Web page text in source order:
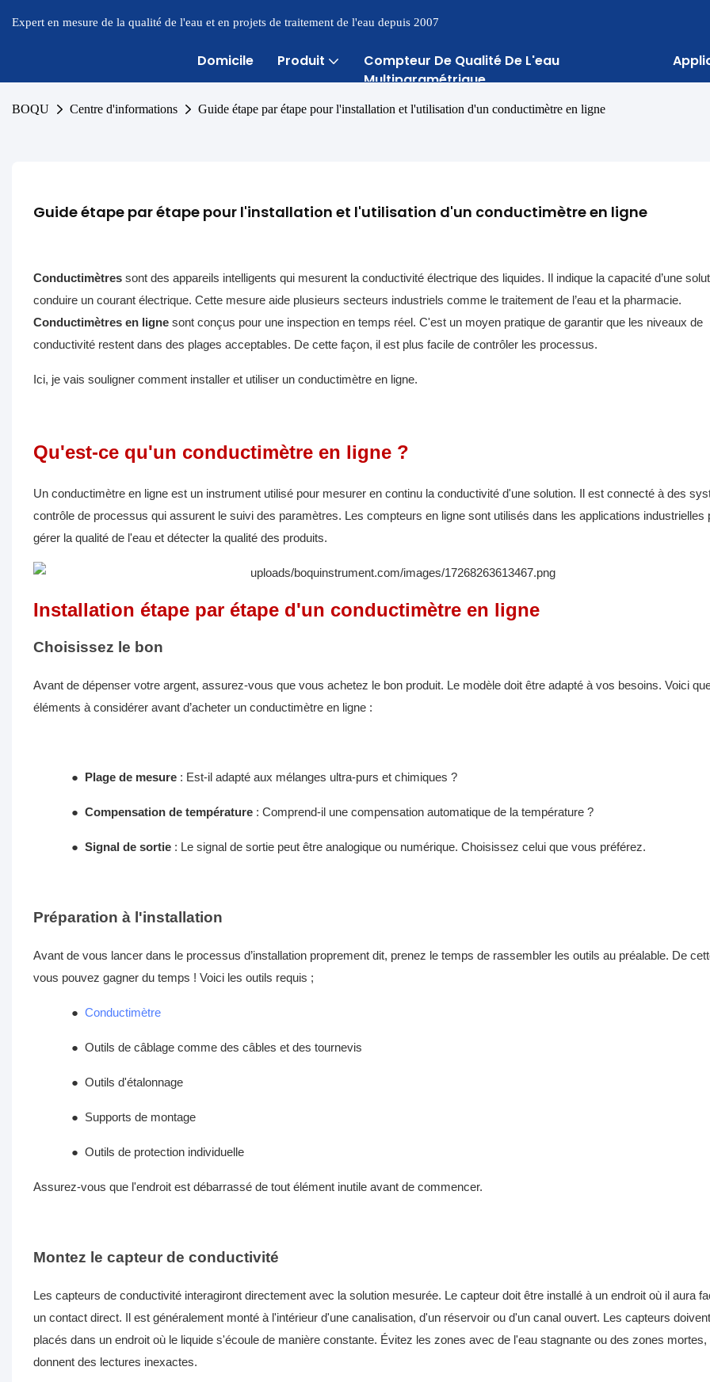
Expert en mesure de la qualité de l'eau et en projets de traitement de l'eau depuis 2007
Domicile Produit
Compteur De Qualité De L'eau
Multiparamétrique
BOQU Centre d'informations Guide étape par étape pour l'installation et l'utilisation d'un conductimètre en ligne
Guide étape par étape pour l'installation et l'utilisation d'un conductimètre en ligne
Conductimètres sont des appareils intelligents qui mesurent la conductivité électrique des liquides. Il indique la capacité d’une
conduire un courant électrique. Cette mesure aide plusieurs secteurs industriels comme le traitement de l’eau et la pharmacie.
Conductimètres en ligne sont conçus pour une inspection en temps réel. C'est un moyen pratique de garantir que les niveaux de
conductivité restent dans des plages acceptables. De cette façon, il est plus facile de contrôler les processus.
Ici, je vais souligner comment installer et utiliser un conductimètre en ligne.
Qu'est-ce qu'un conductimètre en ligne ?
Un conductimètre en ligne est un instrument utilisé pour mesurer en continu la conductivité d'une solution. Il est connecté à des
contrôle de processus qui assurent le suivi des paramètres. Les compteurs en ligne sont utilisés dans les applications industrielles
gérer la qualité de l'eau et détecter la qualité des produits.
Installation étape par étape d'un conductimètre en ligne
Choisissez le bon
Avant de dépenser votre argent, assurez-vous que vous achetez le bon produit. Le modèle doit être adapté à vos besoins. Voici
éléments à considérer avant d’acheter un conductimètre en ligne :
● Plage de mesure : Est-il adapté aux mélanges ultra-purs et chimiques ?
● Compensation de température : Comprend-il une compensation automatique de la température ?
● Signal de sortie : Le signal de sortie peut être analogique ou numérique. Choisissez celui que vous préférez.
Préparation à l'installation
Avant de vous lancer dans le processus d’installation proprement dit, prenez le temps de rassembler les outils au préalable. De
vous pouvez gagner du temps ! Voici les outils requis ;
● Conductimètre
● Outils de câblage comme des câbles et des tournevis
● Outils d'étalonnage
● Supports de montage
● Outils de protection individuelle
Assurez-vous que l'endroit est débarrassé de tout élément inutile avant de commencer.
Montez le capteur de conductivité
Les capteurs de conductivité interagiront directement avec la solution mesurée. Le capteur doit être installé à un endroit où il aura
un contact direct. Il est généralement monté à l'intérieur d'une canalisation, d'un réservoir ou d'un canal ouvert. Les capteurs
placés dans un endroit où le liquide s'écoule de manière constante. Évitez les zones avec de l'eau stagnante ou des zones mortes,
donnent des lectures inexactes.